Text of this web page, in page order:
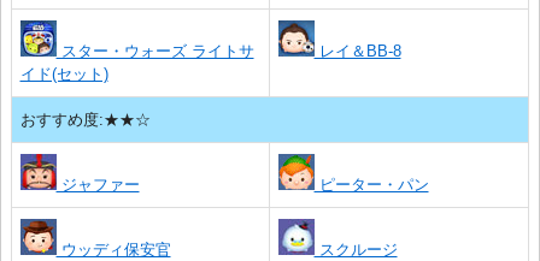
スター・ウォーズ ライトサ
イド(セット)
レイ＆BB-8
おすすめ度:★★☆
ジャファー ピーター・パン
ウッディ保安官 スクルージ